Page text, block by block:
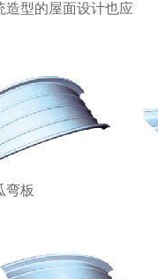
造型的屋面设计也应
板